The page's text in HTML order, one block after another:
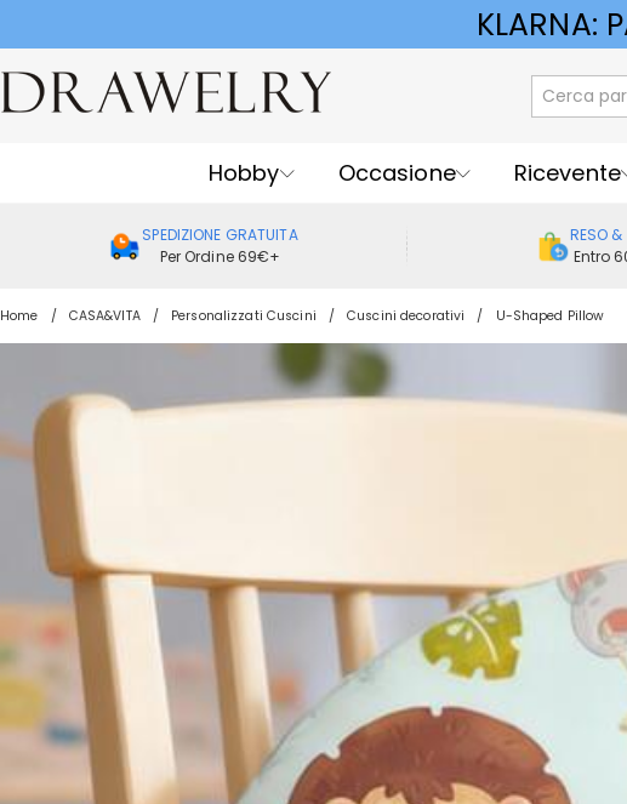
KLARNA:
Hobby Occasione Ricevente
SPEDIZIONE GRATUITA
Per Ordine 69€+
RESO
Entro
Home CASA&VITA Personalizzati Cuscini Cuscini decorativi U-Shaped Pillow